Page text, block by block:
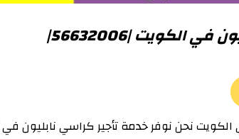
الكويت |56632006|
الكويت نحن نوفر خدمة تأجير كراسي نابليون